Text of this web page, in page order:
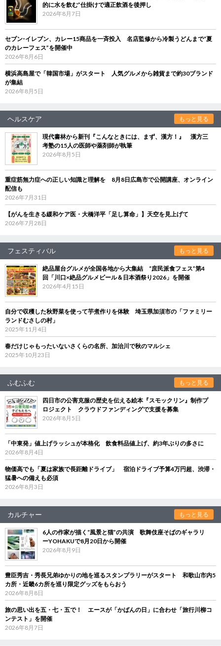
的に水を飲む”仕掛けで適正飲酒を後押し
2026年8月7日
セブン‐イレブン、カレー15商品を一斉投入 名店監修から冷製うどんまで“夏
のカレーフェス”を開催中
2026年8月6日
横浜高島屋で「韓国市場」がスタート 人気グルメから雑貨まで約30ブランド
が集結
2026年8月5日
ヘルスケア もっと見る
現代書林から新刊『こんなときには、まず、漢方！』 漢方三
考塾の15人の医師や薬剤師が執筆
2026年8月5日
重症筋無力症への正しい知識と理解を 8月8日広島市で公開講座、オンライン
配信も
2026年7月31日
【がんを生きる緩和ケア医・大橋洋平「足し算命」】天空を見上げて
2026年7月28日
フェスティバル もっと見る
絶品屋台グルメが全国各地から大集結 “庶民派食フェス”第4
回「川口×絶品グルメビール＆日本酒祭り2026」を開催
2026年4月15日
自分で収穫した秋野菜を使って芋煮作りを体験 埼玉県加須市の「ファミリー
ランドむさしの村」
2025年11月4日
春だけじゃもったいないさくらの名所、加治川で秋のマルシェ
2025年10月23日
ふむふむ もっと見る
四日市の公害克服の歴史を伝える絵本『スモックリン』制作プ
ロジェクト クラウドファンディングで支援を募集
2026年8月5日
「中東発」値上げラッシュが本格化 飲食料品値上げ、約3年ぶりの多さに
2026年8月4日
物価高でも「夏は家族で長距離ドライブ」 宿泊ドライブ予算4万円超、渋滞・
猛暑への備えも必須
2026年8月3日
カルチャー もっと見る
6人の作家が描く“風景と猫”の共演 歌舞伎座そばのギャラリ
ーYOHAKUで8月20日から開催
2026年8月9日
豊臣秀吉・秀長兄弟ゆかりの地を巡るスタンプラリーがスタート 和歌山市内5
カ所・近畿6カ所を巡り限定グッズをもらおう
2026年8月8日
旅の思い出を五・七・五で！ エースが「かばんの日」に合わせ「旅行川柳コ
ンテスト」を開催
2026年8月7日